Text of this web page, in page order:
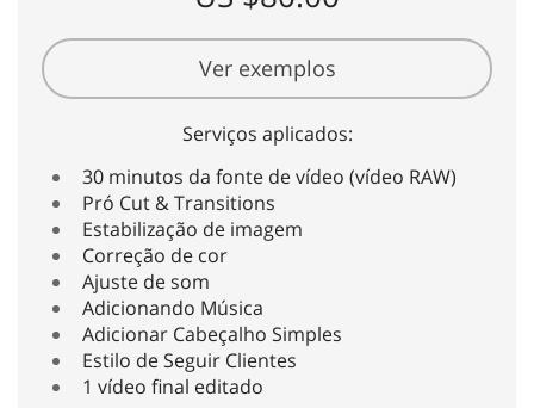
Ver exemplos
Serviços aplicados:
30 minutos da fonte de vídeo (vídeo RAW)
Pró Cut & Transitions
Estabilização de imagem
Correção de cor
Ajuste de som
Adicionando Música
Adicionar Cabeçalho Simples
Estilo de Seguir Clientes
1 vídeo final editado